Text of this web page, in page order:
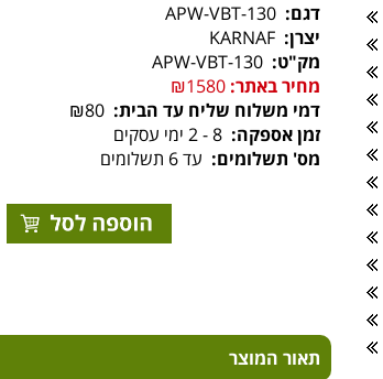
דגם: APW-VBT-130
יצרן: KARNAF
מק"ט: APW-VBT-130
מחיר באתר:₪1580
דמי משלוח שליח עד הבית: ₪80
זמן אספקה: 8 - 2 ימי עסקים
מס' תשלומים: עד 6 תשלומים
תאור המוצר